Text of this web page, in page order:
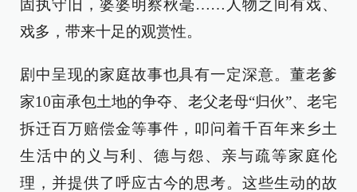
固执守旧，婆婆明察秋毫……人物之间有戏、
戏多，带来十足的观赏性。
剧中呈现的家庭故事也具有一定深意。董老爹
家10亩承包土地的争夺、老父老母“归伙”、老宅
拆迁百万赔偿金等事件，叩问着千百年来乡土
生活中的义与利、德与怨、亲与疏等家庭伦
理，并提供了呼应古今的思考。这些生动的故